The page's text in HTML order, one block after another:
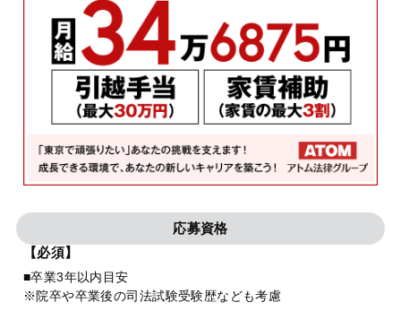
応募資格
【必須】
■卒業3年以内目安
※院卒や卒業後の司法試験受験歴なども考慮